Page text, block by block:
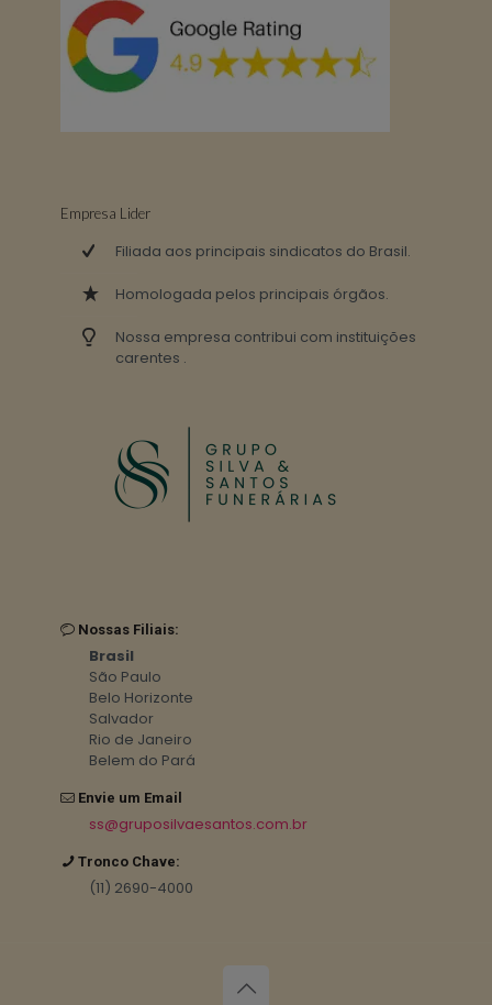
Empresa Lider
Filiada aos principais sindicatos do Brasil.
Homologada pelos principais órgãos.
Nossa empresa contribui com instituições
carentes .
Nossas Filiais:
Brasil
São Paulo
Belo Horizonte
Salvador
Rio de Janeiro
Belem do Pará
Envie um Email
ss@gruposilvaesantos.com.br
Tronco Chave:
(11) 2690-4000